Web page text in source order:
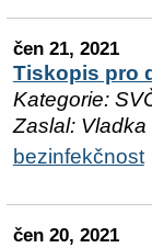
čen 21, 2021
Tiskopis pro
Kategorie:
Zaslal: Vladka
bezinfekčnost
čen 20, 2021